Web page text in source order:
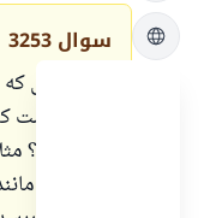
سوال 3253
حکم کسی
آیا لازم
روزه دارد؟
مستحبی